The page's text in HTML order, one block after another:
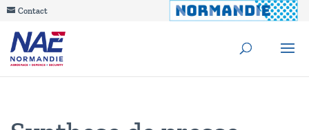
Contact